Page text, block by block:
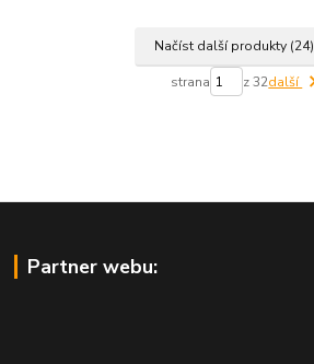
Načíst další produkty (24)
strana z 32další
Partner webu: